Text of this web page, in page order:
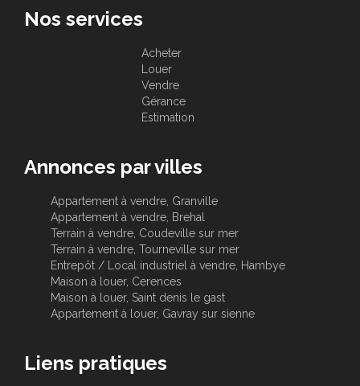
Nos services
Acheter
Louer
Vendre
Gérance
Estimation
Annonces par villes
Appartement à vendre, Granville
Appartement à vendre, Brehal
Terrain à vendre, Coudeville sur mer
Terrain à vendre, Tourneville sur mer
Entrepôt / Local industriel à vendre, Hambye
Maison à louer, Cerences
Maison à louer, Saint denis le gast
Appartement à louer, Gavray sur sienne
Liens pratiques